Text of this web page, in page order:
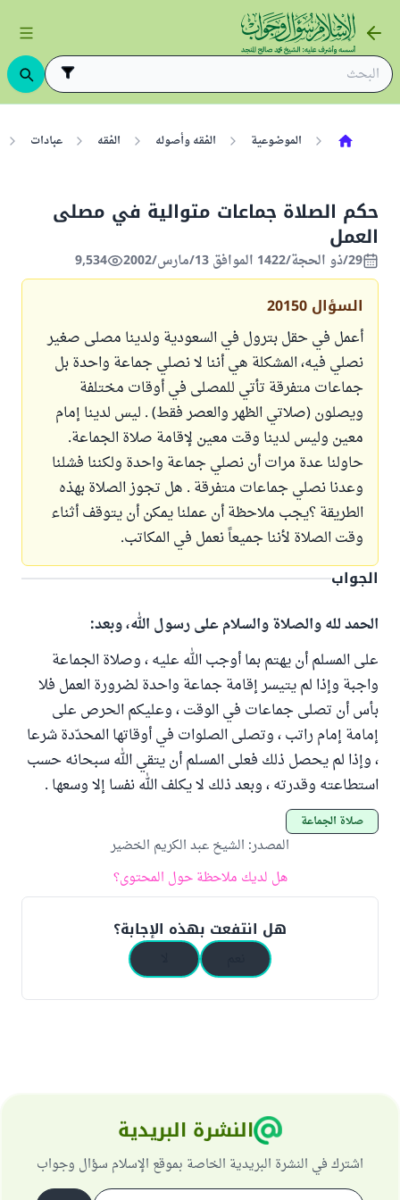
الموضوعية الفقه وأصوله الفقه عبادات
حكم الصلاة جماعات متوالية في مصلى
العمل
29/ذو الحجة/1422 الموافق 13/مارس/2002 9,534
السؤال 20150
أعمل في حقل بترول في السعودية ولدينا مصلى صغير
نصلي فيه، المشكلة هي أننا لا نصلي جماعة واحدة بل
جماعات متفرقة تأتي للمصلى في أوقات مختلفة
ويصلون (صلاتي الظهر والعصر فقط) . ليس لدينا إمام
معين وليس لدينا وقت معين لإقامة صلاة الجماعة.
حاولنا عدة مرات أن نصلي جماعة واحدة ولكننا فشلنا
وعدنا نصلي جماعات متفرقة . هل تجوز الصلاة بهذه
الطريقة ؟يجب ملاحظة أن عملنا يمكن أن يتوقف أثناء
وقت الصلاة لأننا جميعاً نعمل في المكاتب.
الجواب
الحمد لله والصلاة والسلام على رسول الله، وبعد:
على المسلم أن يهتم بما أوجب الله عليه ، وصلاة الجماعة
واجبة وإذا لم يتيسر إقامة جماعة واحدة لضرورة العمل فلا
بأس أن تصلى جماعات في الوقت ، وعليكم الحرص على
إمامة إمام راتب ، وتصلى الصلوات في أوقاتها المحدّدة شرعا
، وإذا لم يحصل ذلك فعلى المسلم أن يتقي الله سبحانه حسب
استطاعته وقدرته ، وبعد ذلك لا يكلف الله نفسا إلا وسعها .
صلاة الجماعة
المصدر: الشيخ عبد الكريم الخضير
هل لديك ملاحظة حول المحتوى؟
هل انتفعت بهذه الإجابة؟
النشرة البريدية
اشترك في النشرة البريدية الخاصة بموقع الإسلام سؤال وجواب